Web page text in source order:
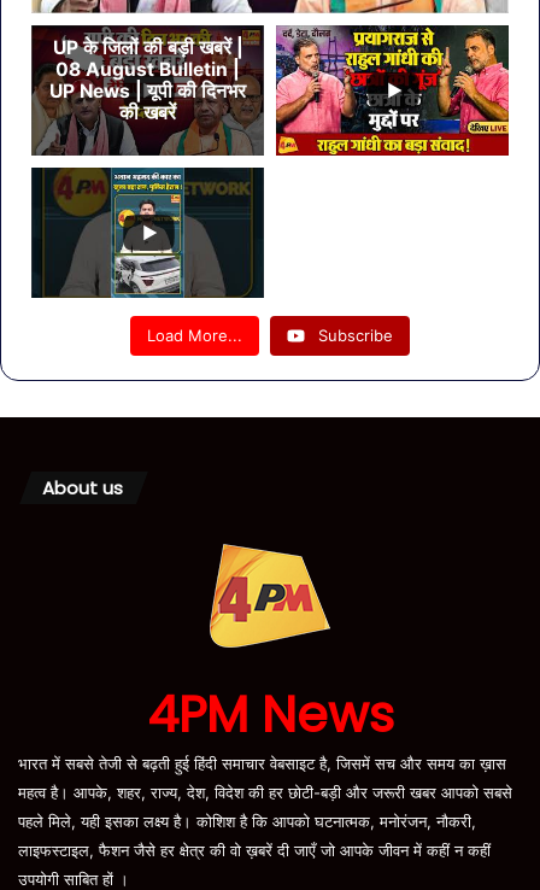
UP के जिलों की बड़ी खबरें |
08 August Bulletin |
UP News | यूपी की दिनभर
की खबरें
Load More... Subscribe
About us
4PM News
भारत में सबसे तेजी से बढ़ती हुई हिंदी समाचार वेबसाइट है, जिसमें सच और समय का ख़ास
महत्व है। आपके, शहर, राज्य, देश, विदेश की हर छोटी-बड़ी और जरूरी खबर आपको सबसे
पहले मिले, यही इसका लक्ष्य है। कोशिश है कि आपको घटनात्मक, मनोरंजन, नौकरी,
लाइफस्टाइल, फैशन जैसे हर क्षेत्र की वो ख़बरें दी जाएँ जो आपके जीवन में कहीं न कहीं
उपयोगी साबित हों ।